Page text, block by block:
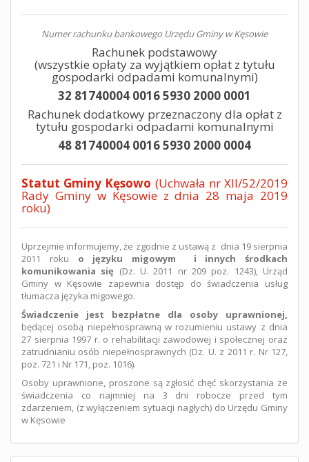
Numer rachunku bankowego Urzędu Gminy w Kęsowie
Rachunek podstawowy
(wszystkie opłaty za wyjątkiem opłat z tytułu
gospodarki odpadami komunalnymi)
32 81740004 0016 5930 2000 0001
Rachunek dodatkowy przeznaczony dla opłat z
tytułu gospodarki odpadami komunalnymi
48 81740004 0016 5930 2000 0004
Statut Gminy Kęsowo (Uchwała nr XII/52/2019
Rady Gminy w Kęsowie z dnia 28 maja 2019
roku)
Uprzejmie informujemy, że zgodnie z ustawą z dnia 19 sierpnia
2011 roku o języku migowym i innych środkach
komunikowania się (Dz. U. 2011 nr 209 poz. 1243), Urząd
Gminy w Kęsowie zapewnia dostęp do świadczenia usług
tłumacza języka migowego.
Świadczenie jest bezpłatne dla osoby uprawnionej,
będącej osobą niepełnosprawną w rozumieniu ustawy z dnia
27 sierpnia 1997 r. o rehabilitacji zawodowej i społecznej oraz
zatrudnianiu osób niepełnosprawnych (Dz. U. z 2011 r. Nr 127,
poz. 721 i Nr 171, poz. 1016).
Osoby uprawnione, proszone są zgłosić chęć skorzystania ze
świadczenia co najmniej na 3 dni robocze przed tym
zdarzeniem, (z wyłączeniem sytuacji nagłych) do Urzędu Gminy
w Kęsowie